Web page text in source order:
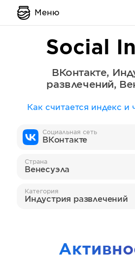
Меню
Social
ВКонтакте,
развлечений,
Как считается индекс и
Социальная сеть
ВКонтакте
Страна
Венесуэла
Категория
Индустрия развлечений